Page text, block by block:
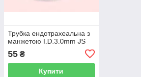
Трубка ендотрахеальна з
манжетою I.D.3.0mm JS
55 ₴
Купити